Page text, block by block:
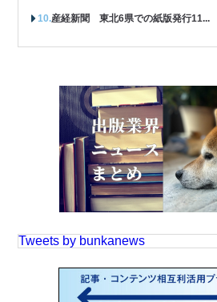
産経新聞 東北6県での紙版発行11...
Tweets by bunkanews